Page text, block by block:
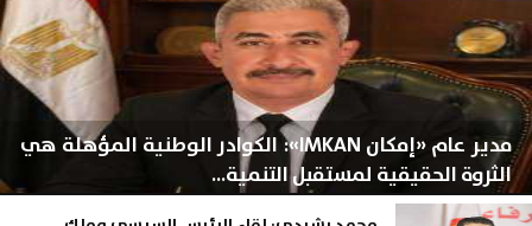
مدير عام «إمكان IMKAN»: الكوادر الوطنية المؤهلة هي
الثروة الحقيقية لمستقبل التنمية...